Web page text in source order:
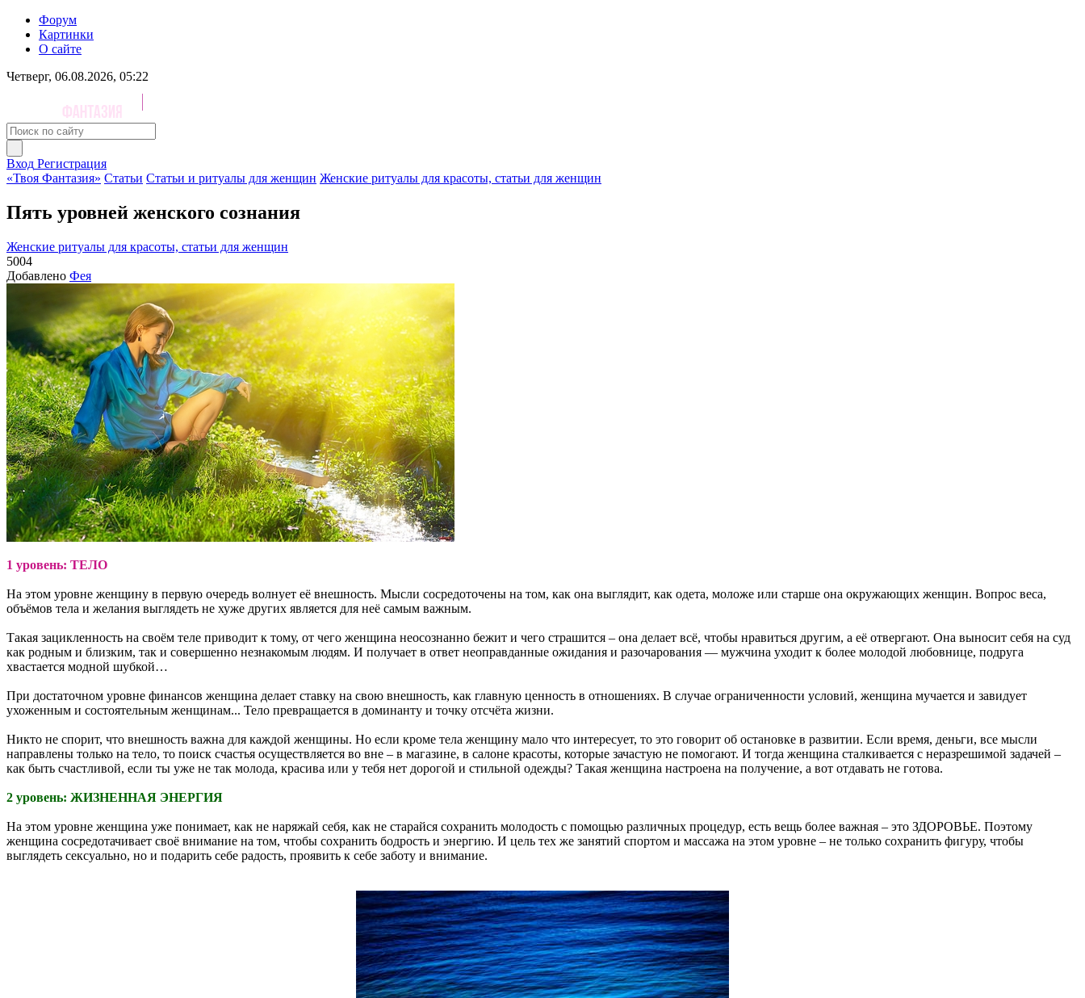
Форум
Картинки
О сайте
Четверг, 06.08.2026, 05:22
Вход Регистрация
«Твоя Фантазия» Статьи Статьи и ритуалы для женщин Женские ритуалы для красоты, статьи для женщин
Пять уровней женского сознания
Женские ритуалы для красоты, статьи для женщин
5004
Добавлено Фея
1 уровень: ТЕЛО
На этом уровне женщину в первую очередь волнует её внешность. Мысли сосредоточены на том, как она выглядит, как одета, моложе или старше она окружающих женщин. Вопрос веса,
объёмов тела и желания выглядеть не хуже других является для неё самым важным.
Такая зацикленность на своём теле приводит к тому, от чего женщина неосознанно бежит и чего страшится – она делает всё, чтобы нравиться другим, а её отвергают. Она выносит себя на суд
как родным и близким, так и совершенно незнакомым людям. И получает в ответ неоправданные ожидания и разочарования — мужчина уходит к более молодой любовнице, подруга
хвастается модной шубкой…
При достаточном уровне финансов женщина делает ставку на свою внешность, как главную ценность в отношениях. В случае ограниченности условий, женщина мучается и завидует
ухоженным и состоятельным женщинам... Тело превращается в доминанту и точку отсчёта жизни.
Никто не спорит, что внешность важна для каждой женщины. Но если кроме тела женщину мало что интересует, то это говорит об остановке в развитии. Если время, деньги, все мысли
направлены только на тело, то поиск счастья осуществляется во вне – в магазине, в салоне красоты, которые зачастую не помогают. И тогда женщина сталкивается с неразрешимой задачей –
как быть счастливой, если ты уже не так молода, красива или у тебя нет дорогой и стильной одежды? Такая женщина настроена на получение, а вот отдавать не готова.
2 уровень: ЖИЗНЕННАЯ ЭНЕРГИЯ
На этом уровне женщина уже понимает, как не наряжай себя, как не старайся сохранить молодость с помощью различных процедур, есть вещь более важная – это ЗДОРОВЬЕ. Поэтому
женщина сосредотачивает своё внимание на том, чтобы сохранить бодрость и энергию. И цель тех же занятий спортом и массажа на этом уровне – не только сохранить фигуру, чтобы
выглядеть сексуально, но и подарить себе радость, проявить к себе заботу и внимание.